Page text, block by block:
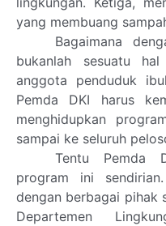
yang membuang
Bagaimana
bukanlah sesuatu
anggota penduduk
Pemda DKI harus
menghidupkan
sampai ke seluruh
Tentu Pemda
program ini
dengan berbagai pihak
Departemen